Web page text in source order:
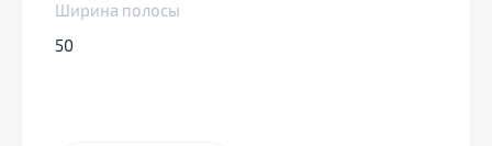
Ширина полосы
50